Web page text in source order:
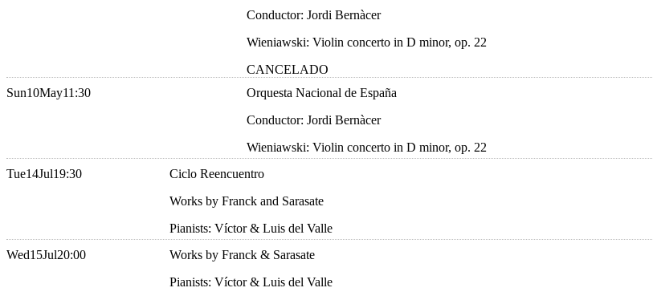
Conductor: Jordi Bernàcer
Wieniawski: Violin concerto in D minor, op. 22
CANCELADO
Sun10May11:30
Orquesta Nacional de España
Conductor: Jordi Bernàcer
Wieniawski: Violin concerto in D minor, op. 22
Tue14Jul19:30
Ciclo Reencuentro
Works by Franck and Sarasate
Pianists: Víctor & Luis del Valle
Wed15Jul20:00
Works by Franck & Sarasate
Pianists: Víctor & Luis del Valle